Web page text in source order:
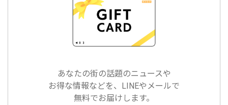
あなたの街の話題のニュースや
お得な情報などを、LINEやメールで
無料でお届けします。